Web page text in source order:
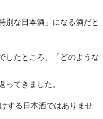
別な日本酒」になる酒だと
したところ、「どのような
ってきました。
する日本酒ではありませ